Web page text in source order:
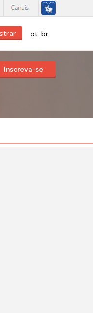
pt_br
Inscreva-se